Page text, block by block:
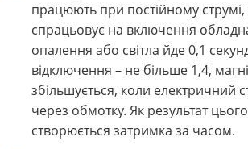
працюють при постійному струмі,
спрацьовує на включення
опалення або світла йде 0,1
відключення – не більше 1,4,
збільшується, коли електричний
через обмотку. Як результат
створюється затримка за часом.